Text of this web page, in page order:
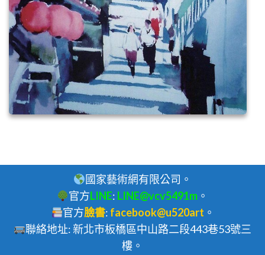
國家藝術網有限公司。
官方LINE: LINE@vcv5491m 。
官方臉書: facebook@u520art 。
聯絡地址: 新北市板橋區中山路二段443巷53號三
樓。